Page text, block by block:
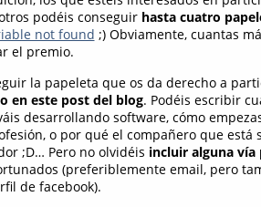
podéis conseguir hasta cuatro
not found ;) Obviamente, cuantas
el premio.
la papeleta que os da derecho a
en este post del blog. Podéis escribir
desarrollando software, cómo
o por qué el compañero que está
;D… Pero no olvidéis incluir alguna
(preferiblemente email, pero
de facebook).